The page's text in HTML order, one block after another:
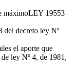
máximoLEY 19553
del decreto ley Nº
el aporte que
ley Nº 4, de 1981,